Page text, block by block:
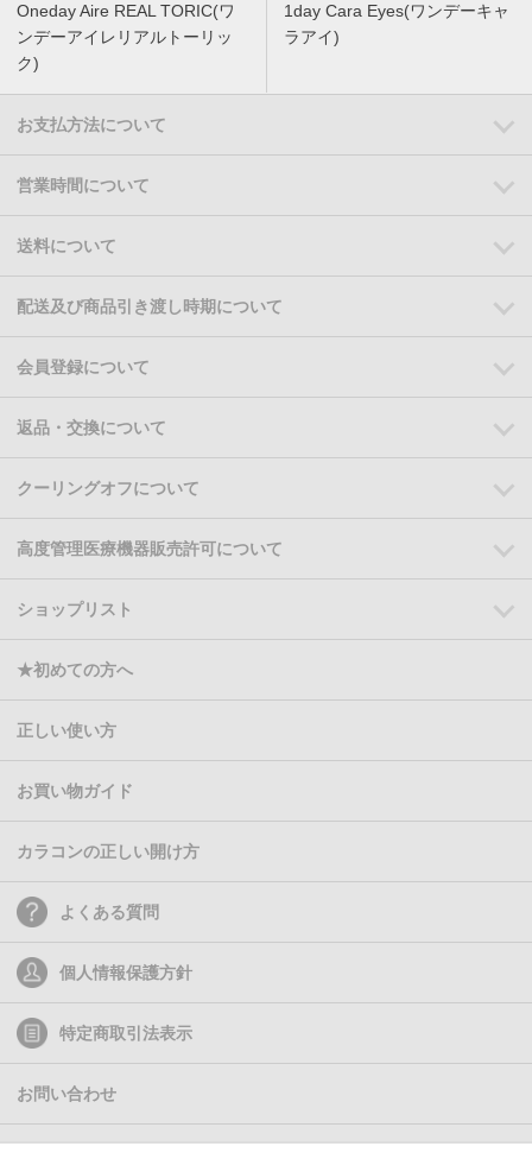
Oneday Aire REAL TORIC(ワ
ンデーアイレリアルトーリッ
ク)
1day Cara Eyes(ワンデーキャ
ラアイ)
お支払方法について
営業時間について
送料について
配送及び商品引き渡し時期について
会員登録について
返品・交換について
クーリングオフについて
高度管理医療機器販売許可について
ショップリスト
★初めての方へ
正しい使い方
お買い物ガイド
カラコンの正しい開け方
よくある質問
個人情報保護方針
特定商取引法表示
お問い合わせ